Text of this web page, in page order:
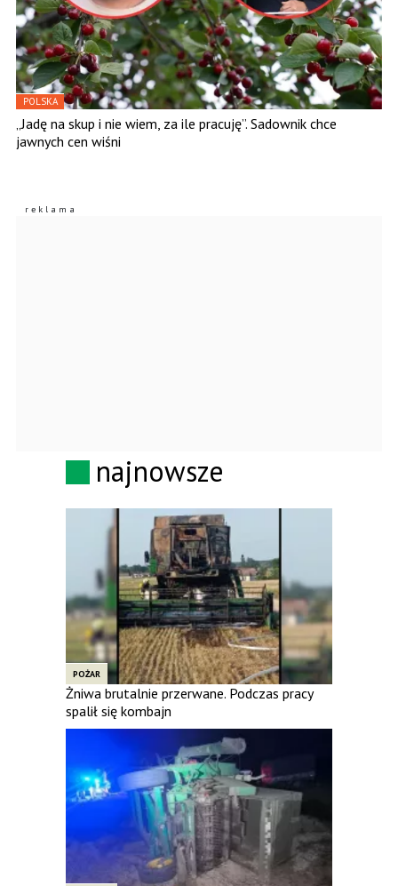
POLSKA
„Jadę na skup i nie wiem, za ile pracuję”. Sadownik chce
jawnych cen wiśni
najnowsze
POŻAR
Żniwa brutalnie przerwane. Podczas pracy
spalił się kombajn